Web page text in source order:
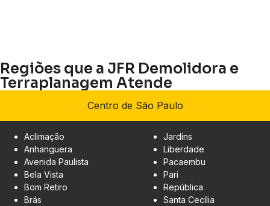
Regiões que a JFR Demolidora e
Terraplanagem Atende
Centro de São Paulo
Aclimação
Anhanguera
Avenida Paulista
Bela Vista
Bom Retiro
Brás
Jardins
Liberdade
Pacaembu
Pari
República
Santa Cecília